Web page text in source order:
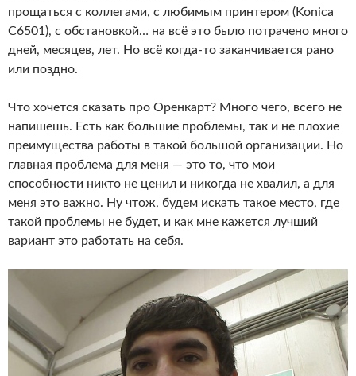
прощаться с коллегами, с любимым принтером (Konica
C6501), с обстановкой… на всё это было потрачено много
дней, месяцев, лет. Но всё когда-то заканчивается рано
или поздно.
Что хочется сказать про Оренкарт? Много чего, всего не
напишешь. Есть как большие проблемы, так и не плохие
преимущества работы в такой большой организации. Но
главная проблема для меня — это то, что мои
способности никто не ценил и никогда не хвалил, а для
меня это важно. Ну чтож, будем искать такое место, где
такой проблемы не будет, и как мне кажется лучший
вариант это работать на себя.